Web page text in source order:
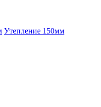
Утепление 150мм